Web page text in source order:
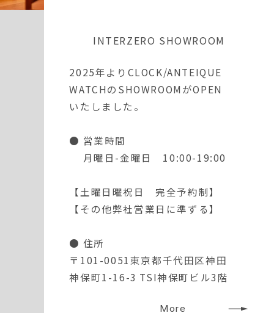
INTERZERO SHOWROOM
2025年よりCLOCK/ANTEIQUE
WATCHの SHOWROOMがOPEN
いたしました。
● 営業時間
月曜日-金曜日 10:00-19:00
【土曜日曜祝日 完全予約制】
【その他弊社営業日に準ずる】
● 住所
〒101-0051東京都千代田区神田
神保町1-16-3 TSI神保町ビル3階
More